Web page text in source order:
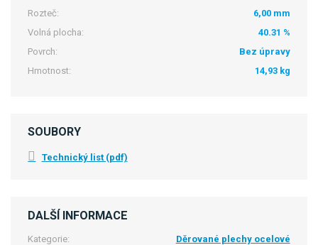
Rozteč:
6,00 mm
Volná plocha:
40.31 %
Povrch:
Bez úpravy
Hmotnost:
14,93 kg
SOUBORY
Technický list (pdf)
DALŠÍ INFORMACE
Kategorie:
Děrované plechy ocelové